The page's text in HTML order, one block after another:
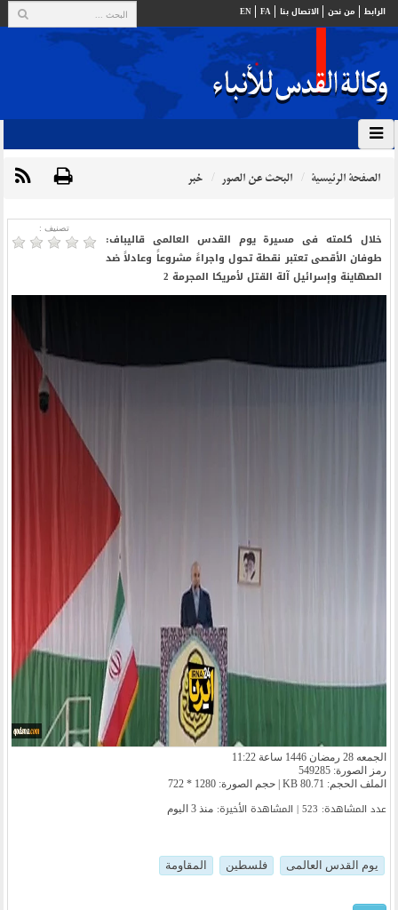
الرابط من نحن الاتصال بنا FA
EN
الصفحة الرئيسية البحث عن الصور خبر
تصنیف :
خلال کلمته فی مسیرة یوم القدس العالمی قالیباف:
طوفان الأقصى تعتبر نقطة تحول واجراءً مشروعاً وعادلاً ضد
الصهاینة وإسرائیل آلة القتل لأمریکا المجرمة 2
الجمعه 28 رمضان 1446 ساعة 11:22
رمز الصورة: 549285
الملف الحجم: 80.71 KB | حجم الصورة: 1280 * 722
عدد المشاهدة: 523 | المشاهدة الأخیرة: منذ 3 اليوم
یوم القدس العالمی فلسطین المقاومة